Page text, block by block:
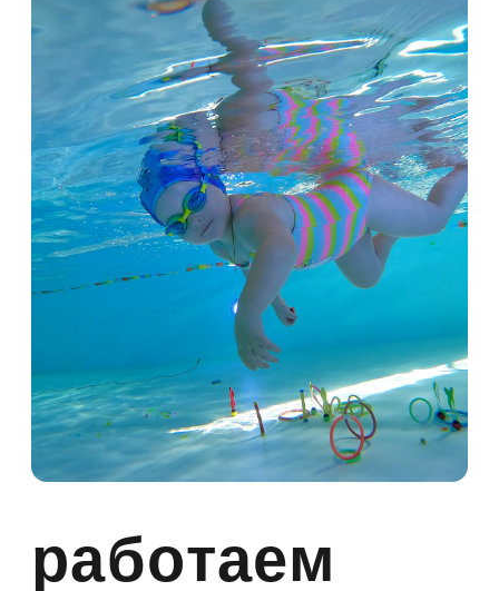
Мы помогаем родителям заниматься
развитием своих детей в безопасных
и комфортных условиях с высокими
стандартами качества услуг.
Движение — жизнь! А физическая
активность ребенка — это фундамент его
развития в целом! Грамотное развитие
физики ребенка, влияет на все
остальные сферы — эмоциональную,
интеллектуальную, социальную. Поэтому
мы делаем упор на тело и физиологию.
Мы занимаемся плаванием с детьми
с рождения, гимнастикой с 1,5 лет,
укрепляем иммунитет в соляной пещере,
подключаем интеллект на развивающих
занятиях с 1,3 лет
Во время занятий мы много
игры. Мы используем различный
инвентарь и игрушки чтобы изучать